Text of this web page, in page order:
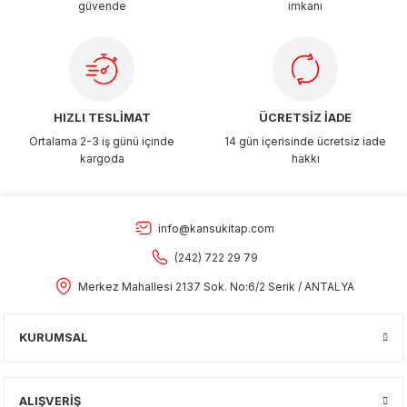
güvende
imkanı
HIZLI TESLİMAT
Ortalama 2-3 iş günü içinde
kargoda
ÜCRETSİZ İADE
14 gün içerisinde ücretsiz iade
hakkı
info@kansukitap.com
(242) 722 29 79
Merkez Mahallesi 2137 Sok. No:6/2 Serik / ANTALYA
KURUMSAL
ALIŞVERİŞ